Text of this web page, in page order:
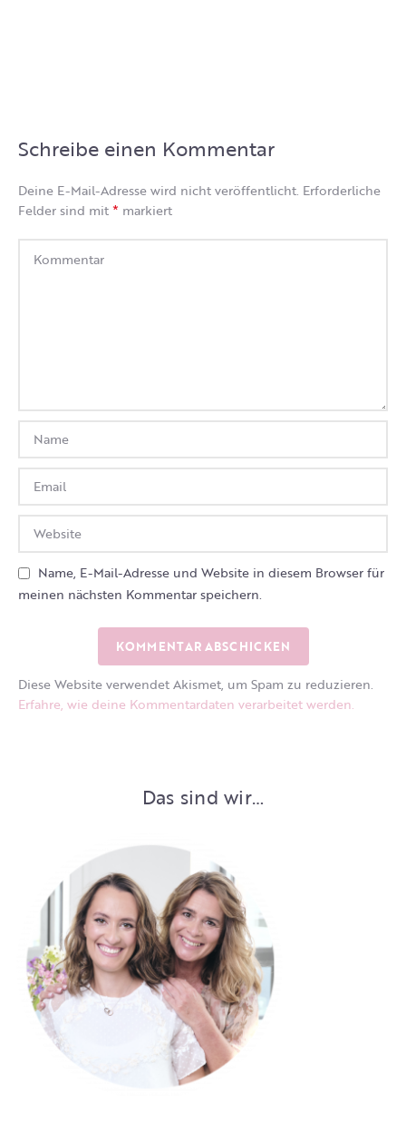
Schreibe einen Kommentar
Deine E-Mail-Adresse wird nicht veröffentlicht. Erforderliche
Felder sind mit* markiert
Name, E-Mail-Adresse und Website in diesem Browser für
meinen nächsten Kommentar speichern.
Diese Website verwendet Akismet, um Spam zu reduzieren.
Erfahre, wie deine Kommentardaten verarbeitet werden.
Das sind wir…